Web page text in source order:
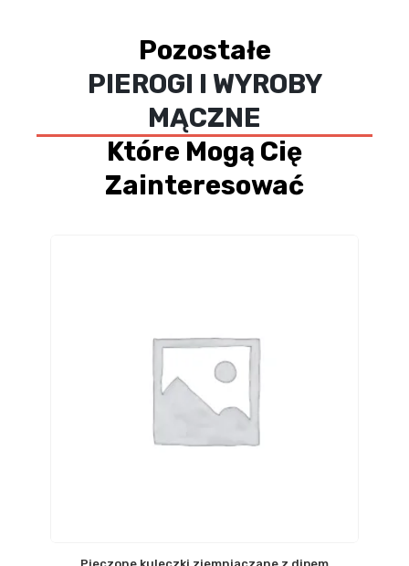
Pozostałe
PIEROGI I WYROBY
MĄCZNE
Które Mogą Cię
Zainteresować